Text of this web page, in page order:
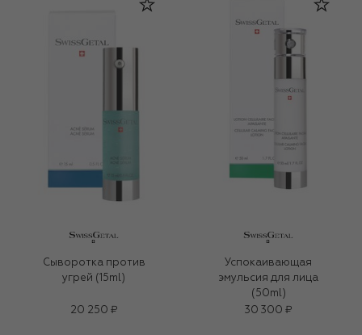
Сыворотка против
угрей (15ml)
20 250 ₽
Успокаивающая
эмульсия для лица
(50ml)
30 300 ₽